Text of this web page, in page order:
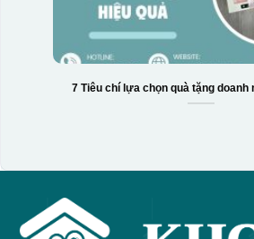
7 Tiêu chí lựa chọn quà tặng doanh